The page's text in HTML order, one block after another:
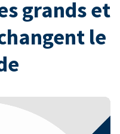
grands et
le